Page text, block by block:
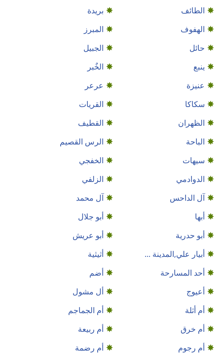
الطائف
بريدة
الهفوف
المبرز
حائل
الجبيل
ينبع
الخٌبر
عنيزة
عرعر
سكاكا
القريات
الظهران
القطيف‎
الباحة
الرس القصيم
سيهات
الخفجي
الدوادمي
الزلفي
آل الداحس
آل محمد
أبها
أبو جلال
أبو حدرية
أبو عريش
أبيار علي,المدينة ...
أثيثية
أحد المسارحة
أضم
أعيوج
أل مشول
أم أثلة
أم الجماجم
أم خرق
أم ربيعة
أم رجوم
أم رضمة